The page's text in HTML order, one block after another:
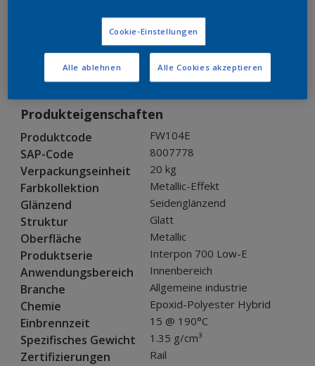
Muster bestellen
Bestellen Sie direkt im Webshop
Produkteigenschaften
Produktcode FW104E
SAP-Code 8007778
Verpackungseinheit 20 kg
Farbkollektion Metallic-Effekt
Glänzend Seidenglänzend
Struktur Glatt
Oberfläche Metallic
Produktserie Interpon 700 Low-E
Anwendungsbereich Innenbereich
Branche Allgemeine industrie
Chemie Epoxid-Polyester Hybrid
Einbrennzeit 15 @ 190°C
Spezifisches Gewicht 1.35 g/cm³
Zertifizierungen Rail
Cookie-Einstellungen
Alle ablehnen Alle Cookies akzeptieren